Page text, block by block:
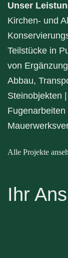
Unser
Kirchen- und
Teilstücke in
von
Abbau,
Steinobjekten
Fugenarbeiten
Alle Projekte
Ihr